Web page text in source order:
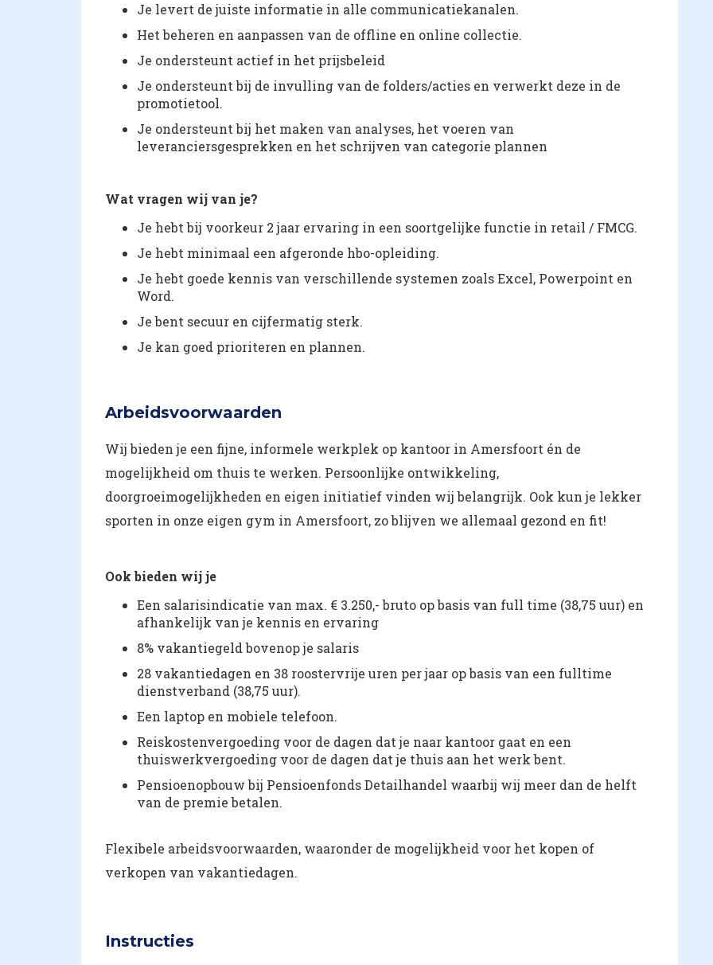
Je levert de juiste informatie in alle communicatiekanalen.
Het beheren en aanpassen van de offline en online collectie.
Je ondersteunt actief in het prijsbeleid
Je ondersteunt bij de invulling van de folders/acties en verwerkt deze in de
promotietool.
Je ondersteunt bij het maken van analyses, het voeren van
leveranciersgesprekken en het schrijven van categorie plannen
Wat vragen wij van je?
Je hebt bij voorkeur 2 jaar ervaring in een soortgelijke functie in retail / FMCG.
Je hebt minimaal een afgeronde hbo-opleiding.
Je hebt goede kennis van verschillende systemen zoals Excel, Powerpoint en
Word.
Je bent secuur en cijfermatig sterk.
Je kan goed prioriteren en plannen.
Arbeidsvoorwaarden
Wij bieden je een fijne, informele werkplek op kantoor in Amersfoort én de
mogelijkheid om thuis te werken. Persoonlijke ontwikkeling,
doorgroeimogelijkheden en eigen initiatief vinden wij belangrijk. Ook kun je lekker
sporten in onze eigen gym in Amersfoort, zo blijven we allemaal gezond en fit!
Ook bieden wij je
Een salarisindicatie van max. € 3.250,- bruto op basis van full time (38,75 uur) en
afhankelijk van je kennis en ervaring
8% vakantiegeld bovenop je salaris
28 vakantiedagen en 38 roostervrije uren per jaar op basis van een fulltime
dienstverband (38,75 uur).
Een laptop en mobiele telefoon.
Reiskostenvergoeding voor de dagen dat je naar kantoor gaat en een
thuiswerkvergoeding voor de dagen dat je thuis aan het werk bent.
Pensioenopbouw bij Pensioenfonds Detailhandel waarbij wij meer dan de helft
van de premie betalen.
Flexibele arbeidsvoorwaarden, waaronder de mogelijkheid voor het kopen of
verkopen van vakantiedagen.
Instructies